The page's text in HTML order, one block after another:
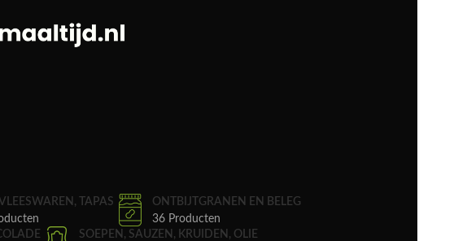
TAPAS
ONTBIJTGRANEN EN BELEG
36 Producten
SOEPEN, SAUZEN, KRUIDEN, OLIE